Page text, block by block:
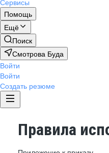
Сервисы
Помощь
Ещё
Поиск
Смотрова Буда
Войти
Войти
Создать резюме
Правила